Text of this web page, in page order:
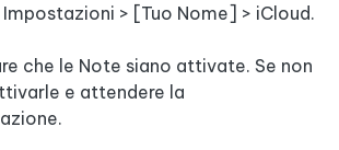
Impostazioni > [Tuo Nome] > iCloud.
che le Note siano attivate. Se non
e attendere la